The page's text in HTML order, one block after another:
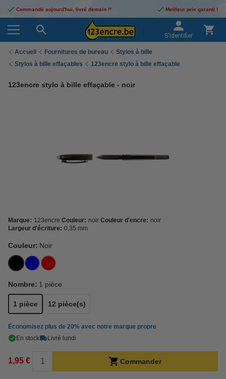
Commandé aujourd'hui, livré demain !* Meilleur prix garanti !
S'identifier
Accueil Fournitures de bureau
Stylos à bille
Stylos à bille effaçables
123encre stylo à bille effaçable
123encre stylo à bille effaçable - noir
Marque: 123encre Couleur: noir Couleur d'encre: noir
Largeur d'écriture: 0,35 mm
Couleur: Noir
Nombre: 1 pièce
1 pièce 12 pièce(s)
Économisez plus de 20% avec notre marque propre
En stock
Livré lundi
1,95 € Commander